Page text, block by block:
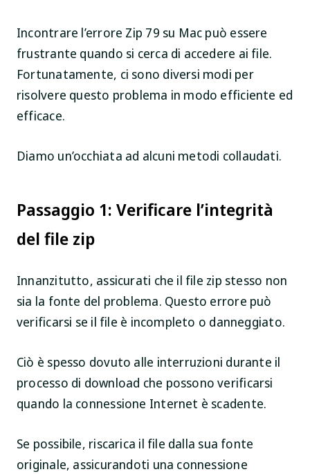
Incontrare l’errore Zip 79 su Mac può essere
frustrante quando si cerca di accedere ai file.
Fortunatamente, ci sono diversi modi per
risolvere questo problema in modo efficiente ed
efficace.
Diamo un’occhiata ad alcuni metodi collaudati.
Passaggio 1: Verificare l’integrità
del file zip
Innanzitutto, assicurati che il file zip stesso non
sia la fonte del problema. Questo errore può
verificarsi se il file è incompleto o danneggiato.
Ciò è spesso dovuto alle interruzioni durante il
processo di download che possono verificarsi
quando la connessione Internet è scadente.
Se possibile, riscarica il file dalla sua fonte
originale, assicurandoti una connessione